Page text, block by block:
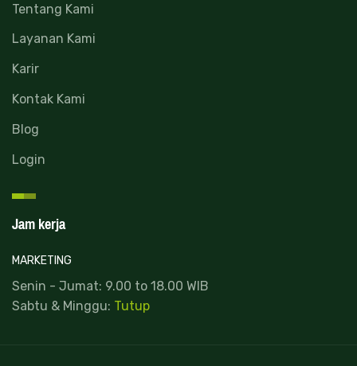
Tentang Kami
Layanan Kami
Karir
Kontak Kami
Blog
Login
Jam kerja
MARKETING
Senin - Jumat: 9.00 to 18.00 WIB
Sabtu & Minggu: Tutup